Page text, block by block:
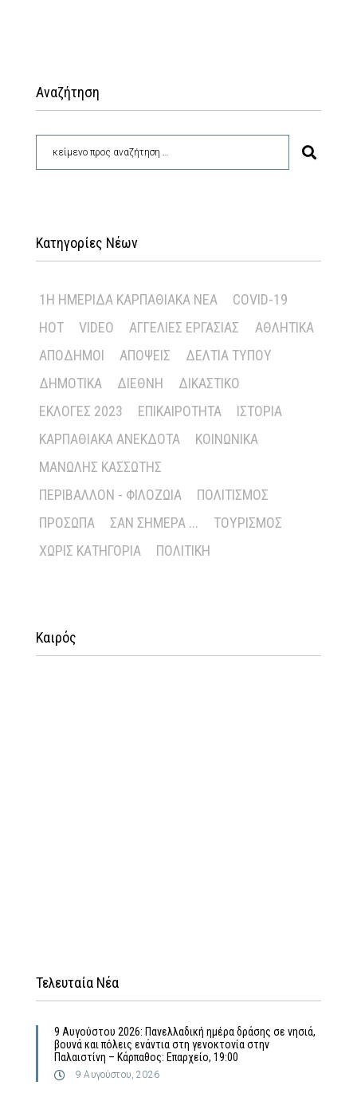
Αναζήτηση
Κατηγορίες Νέων
1Η ΗΜΕΡΊΔΑ ΚΑΡΠΑΘΙΑΚΆ ΝΈΑ
COVID-19
HOT
VIDEO ΑΓΓΕΛΊΕΣ ΕΡΓΑΣΊΑΣ
ΑΘΛΗΤΙΚΆ
ΑΠΌΔΗΜΟΙ
ΑΠΌΨΕΙΣ
ΔΕΛΤΊΑ ΤΎΠΟΥ
ΔΗΜΟΤΙΚΆ
ΔΙΕΘΝΉ
ΔΙΚΑΣΤΙΚΌ
ΕΚΛΟΓΈΣ 2023
ΕΠΙΚΑΙΡΌΤΗΤΑ
ΙΣΤΟΡΊΑ
ΚΑΡΠΑΘΙΑΚΆ ΑΝΈΚΔΟΤΑ
ΚΟΙΝΩΝΙΚΆ
ΜΑΝΏΛΗΣ ΚΑΣΣΏΤΗΣ
ΠΕΡΙΒΆΛΛΟΝ - ΦΙΛΟΖΩΊΑ
ΠΟΛΙΤΙΣΜΌΣ
ΠΡΌΣΩΠΑ
ΣΑΝ ΣΉΜΕΡΑ ...
ΤΟΥΡΙΣΜΌΣ
ΧΩΡΊΣ ΚΑΤΗΓΟΡΊΑ
ΠΟΛΙΤΙΚΉ
Καιρός
Τελευταία Νέα
9 Αυγούστου 2026: Πανελλαδική ημέρα δράσης σε νησιά,
βουνά και πόλεις ενάντια στη γενοκτονία στην
Παλαιστίνη – Κάρπαθος: Επαρχείο, 19:00
9 Αυγούστου, 2026